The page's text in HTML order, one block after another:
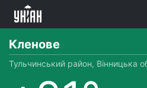
Кленове
Тульчинський район, Вінницька